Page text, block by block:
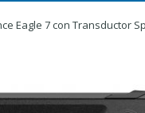
Eagle 7 con Transductor